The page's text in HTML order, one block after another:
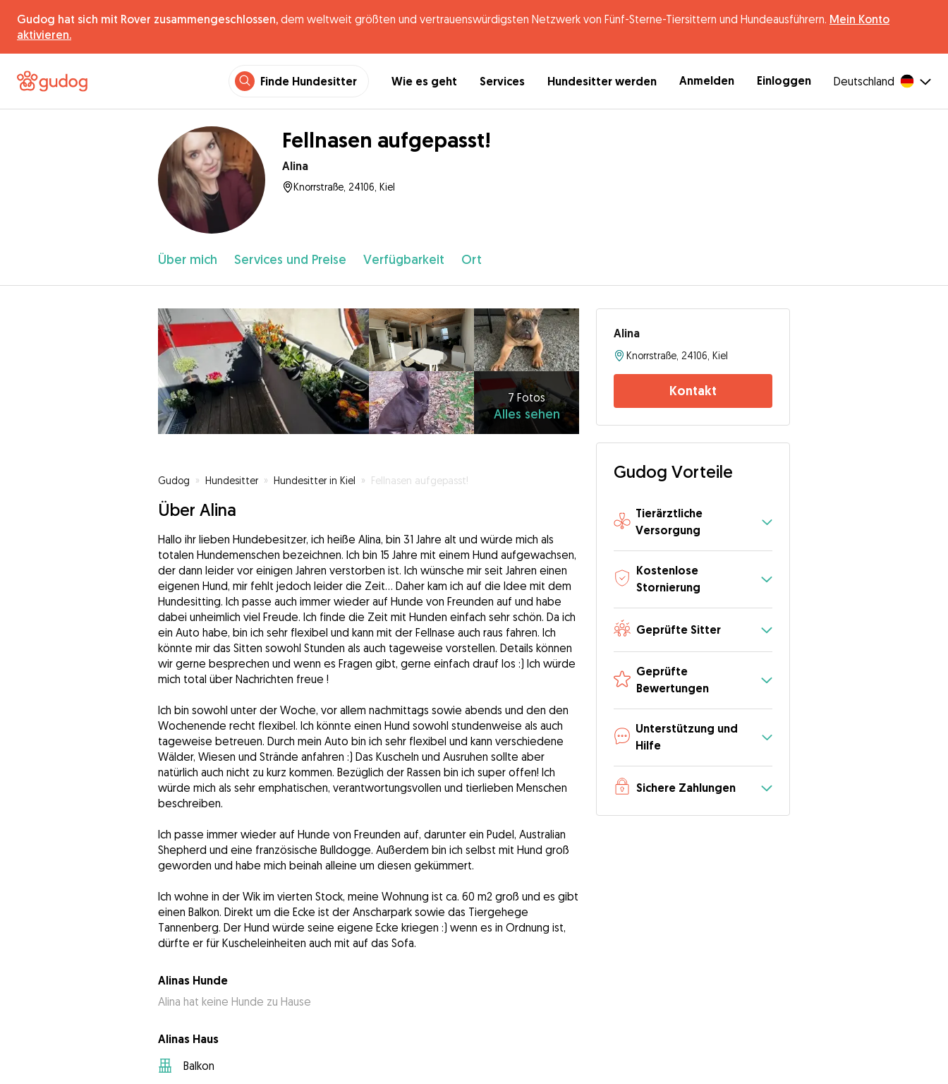
Gudog hat sich mit Rover zusammengeschlossen, dem weltweit größten und vertrauenswürdigsten Netzwerk von Fünf-Sterne-Tiersittern und Hundeausführern. Mein Konto
aktivieren.
Finde Hundesitter Wie es geht Services Hundesitter werden Anmelden Einloggen Deutschland
Fellnasen aufgepasst!
Alina
Knorrstraße, 24106, Kiel
Über mich Services und Preise Verfügbarkeit Ort
7 Fotos
Alles sehen
Gudog » Hundesitter » Hundesitter in Kiel » Fellnasen aufgepasst!
Über Alina
Hallo ihr lieben Hundebesitzer, ich heiße Alina, bin 31 Jahre alt und würde mich als
totalen Hundemenschen bezeichnen. Ich bin 15 Jahre mit einem Hund aufgewachsen,
der dann leider vor einigen Jahren verstorben ist. Ich wünsche mir seit Jahren einen
eigenen Hund, mir fehlt jedoch leider die Zeit… Daher kam ich auf die Idee mit dem
Hundesitting. Ich passe auch immer wieder auf Hunde von Freunden auf und habe
dabei unheimlich viel Freude. Ich finde die Zeit mit Hunden einfach sehr schön. Da ich
ein Auto habe, bin ich sehr flexibel und kann mit der Fellnase auch raus fahren. Ich
könnte mir das Sitten sowohl Stunden als auch tageweise vorstellen. Details können
wir gerne besprechen und wenn es Fragen gibt, gerne einfach drauf los :) Ich würde
mich total über Nachrichten freue !
Ich bin sowohl unter der Woche, vor allem nachmittags sowie abends und den den
Wochenende recht flexibel. Ich könnte einen Hund sowohl stundenweise als auch
tageweise betreuen. Durch mein Auto bin ich sehr flexibel und kann verschiedene
Wälder, Wiesen und Strände anfahren :) Das Kuscheln und Ausruhen sollte aber
natürlich auch nicht zu kurz kommen. Bezüglich der Rassen bin ich super offen! Ich
würde mich als sehr emphatischen, verantwortungsvollen und tierlieben Menschen
beschreiben.
Ich passe immer wieder auf Hunde von Freunden auf, darunter ein Pudel, Australian
Shepherd und eine französische Bulldogge. Außerdem bin ich selbst mit Hund groß
geworden und habe mich beinah alleine um diesen gekümmert.
Ich wohne in der Wik im vierten Stock, meine Wohnung ist ca. 60 m2 groß und es gibt
einen Balkon. Direkt um die Ecke ist der Anscharpark sowie das Tiergehege
Tannenberg. Der Hund würde seine eigene Ecke kriegen :) wenn es in Ordnung ist,
dürfte er für Kuscheleinheiten auch mit auf das Sofa.
Alinas Hunde
Alina hat keine Hunde zu Hause
Alinas Haus
Balkon
Alina
Knorrstraße, 24106, Kiel
Kontakt
Gudog Vorteile
Tierärztliche
Versorgung
Kostenlose
Stornierung
Geprüfte Sitter
Geprüfte
Bewertungen
Unterstützung und
Hilfe
Sichere Zahlungen